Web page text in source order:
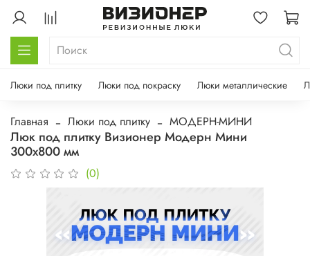
Люки под плитку Люки под покраску Люки металлические
Главная Люки под плитку МОДЕРН-МИНИ
Люк под плитку Визионер Модерн Мини
300х800 мм
(0)